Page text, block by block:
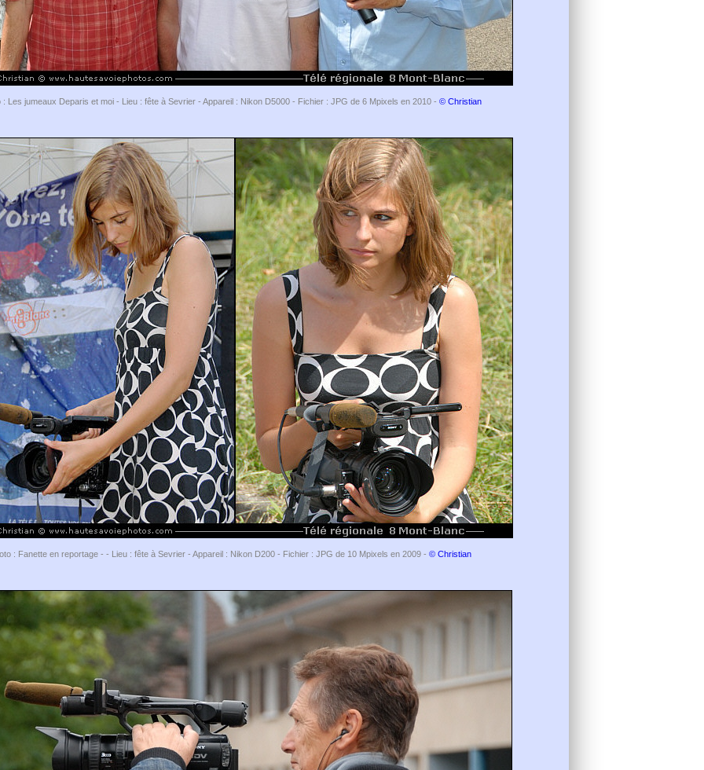
: Les jumeaux Deparis et moi - Lieu : fête à Sevrier - Appareil : Nikon D5000 - Fichier : JPG de 6 Mpixels en 2010 - © Christian
: Fanette en reportage - - Lieu : fête à Sevrier - Appareil : Nikon D200 - Fichier : JPG de 10 Mpixels en 2009 - © Christian